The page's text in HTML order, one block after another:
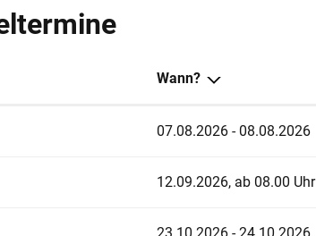
Wann?
07.08.2026 - 08.08.2026
12.09.2026, ab 08.00 Uhr